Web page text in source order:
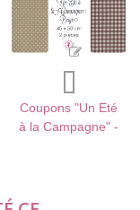
Coupons "Un Eté
à la Campagne" -